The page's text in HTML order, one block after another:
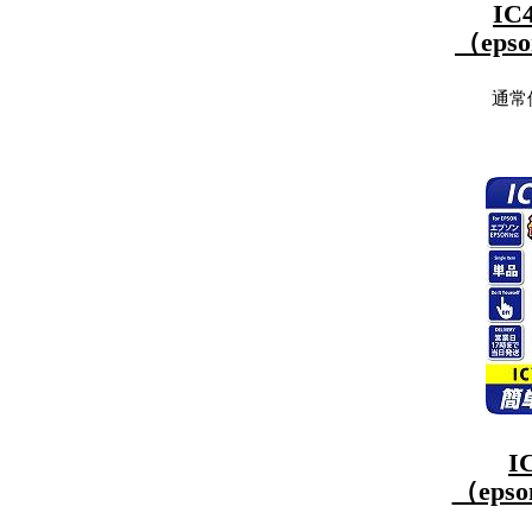
（
通常
（